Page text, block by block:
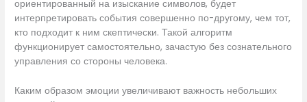
ориентированный на изыскание символов, будет
интерпретировать события совершенно по-другому, чем тот,
кто подходит к ним скептически. Такой алгоритм
функционирует самостоятельно, зачастую без сознательного
управления со стороны человека.
Каким образом эмоции увеличивают важность небольших